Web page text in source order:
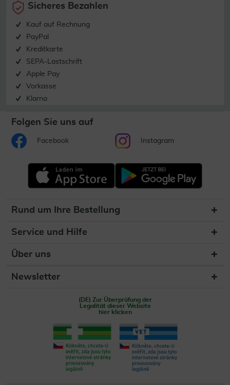
Sicheres Bezahlen
Kauf auf Rechnung
PayPal
Kreditkarte
SEPA-Lastschrift
Apple Pay
Vorkasse
Klarna
Folgen Sie uns auf
Facebook Instagram
Rund um Ihre Bestellung
Service und Hilfe
Über uns
Newsletter
(DE) Zur Überprüfung der
Legalität dieser Website
hier klicken